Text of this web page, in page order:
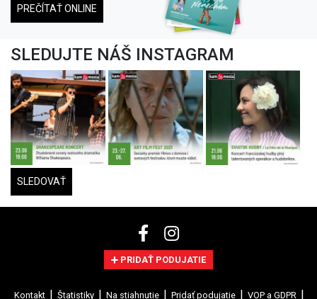
PREČÍTAŤ ONLINE
SLEDUJTE NÁŠ INSTAGRAM
SLEDOVAŤ
PRIDAŤ PODUJATIE
Kontakt Štatistiky Na stiahnutie Pridať podujatie VOP a GDPR